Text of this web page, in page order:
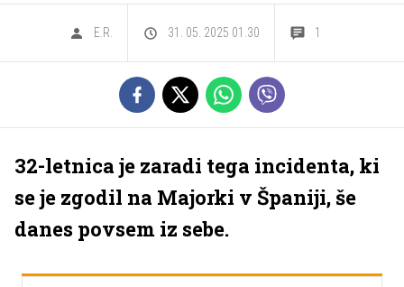
E.R. 31. 05. 2025 01.30 1
32-letnica je zaradi tega incidenta, ki
se je zgodil na Majorki v Španiji, še
danes povsem iz sebe.